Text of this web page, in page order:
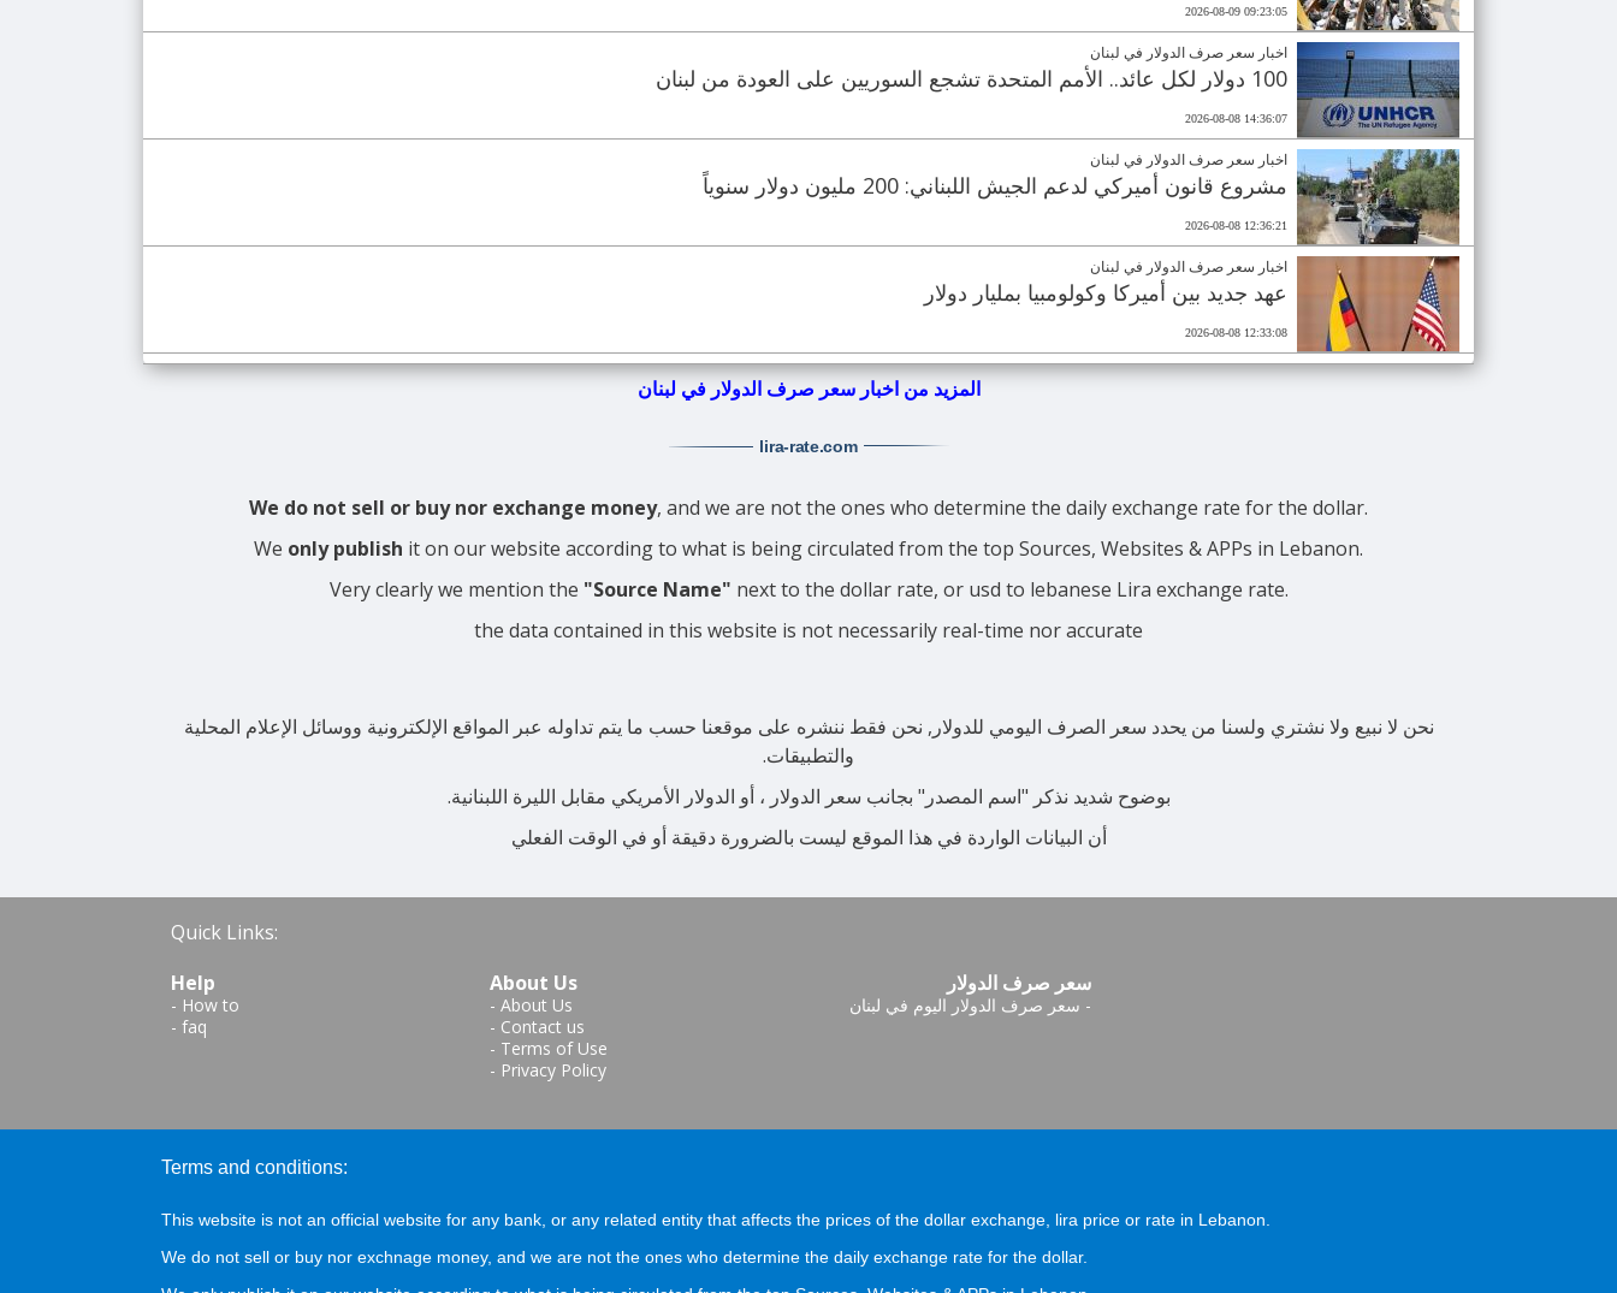
2026-08-09 09:23:05
اخبار سعر صرف الدولار في لبنان
100 دولار لكل عائد.. الأمم المتحدة تشجع السوريين على العودة من لبنان
2026-08-08 14:36:07
اخبار سعر صرف الدولار في لبنان
مشروع قانون أميركي لدعم الجيش اللبناني: 200 مليون دولار سنوياً
2026-08-08 12:36:21
اخبار سعر صرف الدولار في لبنان
عهد جديد بين أميركا وكولومبيا بمليار دولار
2026-08-08 12:33:08
المزيد من اخبار سعر صرف الدولار في لبنان
lira-rate.com
We do not sell or buy nor exchange money, and we are not the ones who determine the daily exchange rate for the dollar.
We only publish it on our website according to what is being circulated from the top Sources, Websites & APPs in Lebanon.
Very clearly we mention the "Source Name" next to the dollar rate, or usd to lebanese Lira exchange rate.
the data contained in this website is not necessarily real-time nor accurate
نحن لا نبيع ولا نشتري ولسنا من يحدد سعر الصرف اليومي للدولار, نحن فقط ننشره على موقعنا حسب ما يتم تداوله عبر المواقع الإلكترونية ووسائل الإعلام المحلية
والتطبيقات.
بوضوح شديد نذكر "اسم المصدر" بجانب سعر الدولار ، أو الدولار الأمريكي مقابل الليرة اللبنانية.
أن البيانات الواردة في هذا الموقع ليست بالضرورة دقيقة أو في الوقت الفعلي
Quick Links:
Help
- How to
-faq
About Us
-About Us
- Contact us
- Terms of Use
- Privacy Policy
سعر صرف الدولار
- سعر صرف الدولار اليوم في لبنان
Terms and conditions:
This website is not an official website for any bank, or any related entity that affects the prices of the dollar exchange, lira price or rate in Lebanon.
We do not sell or buy nor exchnage money, and we are not the ones who determine the daily exchange rate for the dollar.